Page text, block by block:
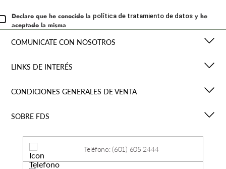
Declaro que he conocido la política de tratamiento de datos y he
aceptado la misma
COMUNICATE CON NOSOTROS
LINKS DE INTERÉS
CONDICIONES GENERALES DE VENTA
SOBRE FDS
Teléfono: (601) 605 2444